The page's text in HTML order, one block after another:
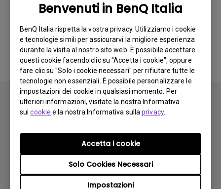
Benvenuti in BenQ Italia
BenQ Italia rispetta la vostra privacy. Utilizziamo i cookie
e tecnologie simili per assicurarvi la migliore esperienza
durante la visita al nostro sito web. È possibile accettare
questi cookie facendo clic su "Accetta i cookie", oppure
fare clic su "Solo i cookie necessari" per rifiutare tutte le
tecnologie non essenziali. È possibile personalizzare le
impostazioni dei cookie in qualsiasi momento. Per
ulteriori informazioni, visitate la nostra Informativa
suicookie e la nostra Informativa sullaprivacy.
Impostazioni
Solo Cookies Necessari
Accetta i cookie
Nessun software o driver
correlato